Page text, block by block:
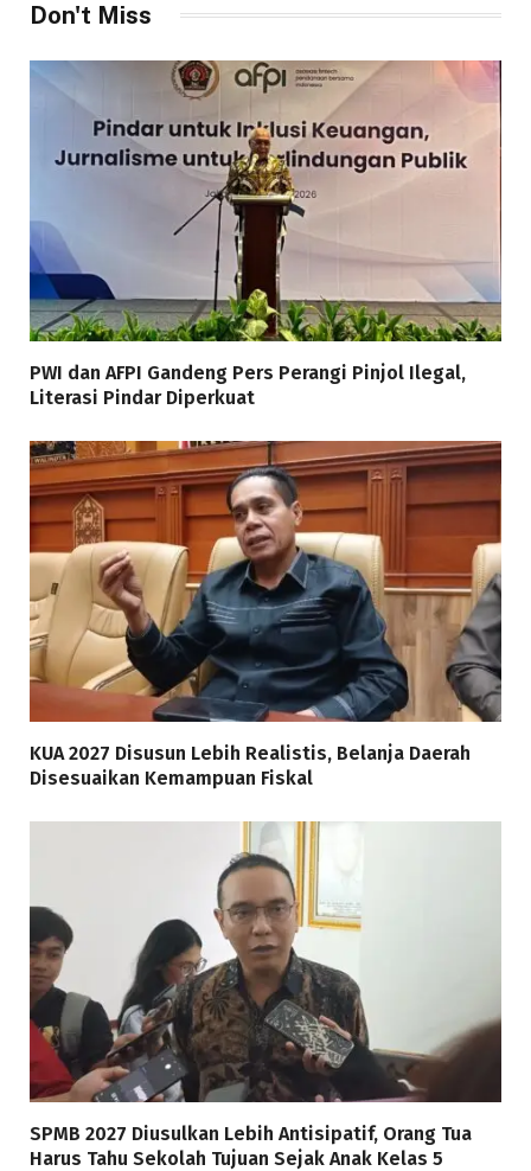
Don't Miss
PWI dan AFPI Gandeng Pers Perangi Pinjol Ilegal,
Literasi Pindar Diperkuat
KUA 2027 Disusun Lebih Realistis, Belanja Daerah
Disesuaikan Kemampuan Fiskal
SPMB 2027 Diusulkan Lebih Antisipatif, Orang Tua
Harus Tahu Sekolah Tujuan Sejak Anak Kelas 5